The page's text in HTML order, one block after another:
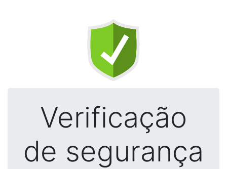
Verificação
de segurança